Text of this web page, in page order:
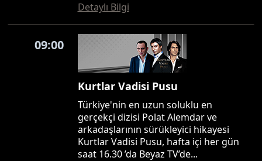
Detaylı Bilgi
09:00
Kurtlar Vadisi Pusu
Türkiye'nin en uzun soluklu en
gerçekçi dizisi Polat Alemdar ve
arkadaşlarının sürükleyici hikayesi
Kurtlar Vadisi Pusu, hafta içi her gün
saat 16.30 ’da Beyaz TV’de...